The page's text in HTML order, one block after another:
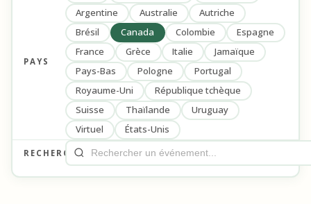
PAYS
Argentine
Australie
Autriche
Brésil
Canada Colombie
Espagne
France
Grèce Italie
Jamaïque
Pays-Bas
Pologne
Portugal
Royaume-Uni
République tchèque
Suisse
Thaïlande
Uruguay
Virtuel
États-Unis
RECHERCHE